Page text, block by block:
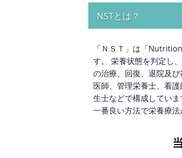
NSTとは？
「ＮＳＴ」は「
す。 栄養状態を判定し
の治療、回復、退院及
医師、管理栄養士、看
生士などで構成してい
一番良い方法で栄養療法